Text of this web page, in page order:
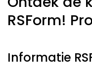
RSForm!
Informatie